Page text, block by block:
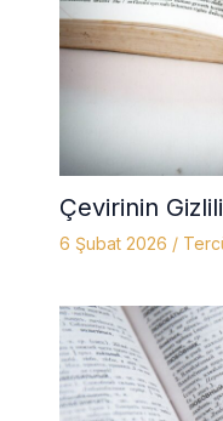
Çevirinin
6 Şubat 2026 /